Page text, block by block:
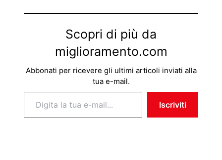
Scopri di più da
miglioramento.com
Abbonati per ricevere gli ultimi articoli inviati alla
tua e-mail.
Digita la tua e-mail...
Iscriviti